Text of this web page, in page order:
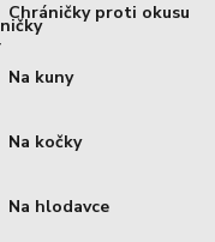
Chráničky proti okusu
Na kuny
Na kočky
Na hlodavce